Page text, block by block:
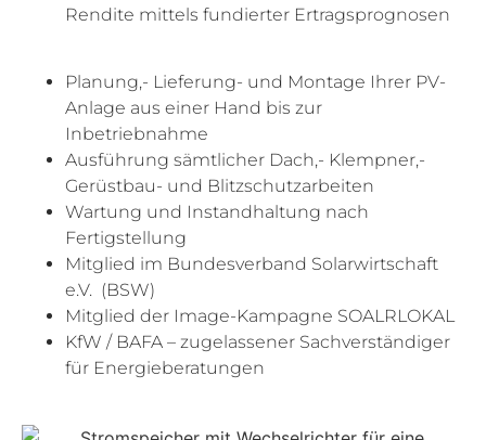
Rendite mittels fundierter Ertragsprognosen
Planung,- Lieferung- und Montage Ihrer PV-
Anlage aus einer Hand bis zur
Inbetriebnahme
Ausführung sämtlicher Dach,- Klempner,-
Gerüstbau- und Blitzschutzarbeiten
Wartung und Instandhaltung nach
Fertigstellung
Mitglied im Bundesverband Solarwirtschaft
e.V. (BSW)
Mitglied der Image-Kampagne SOALRLOKAL
KfW / BAFA – zugelassener Sachverständiger
für Energieberatungen